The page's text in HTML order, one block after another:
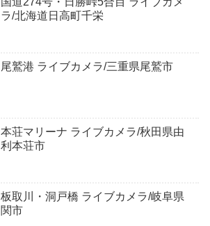
ラ/北海道日高町千栄
尾鷲港 ライブカメラ/三重県尾鷲市
本荘マリーナ ライブカメラ/秋田県由
利本荘市
板取川・洞戸橋 ライブカメラ/岐阜県
関市